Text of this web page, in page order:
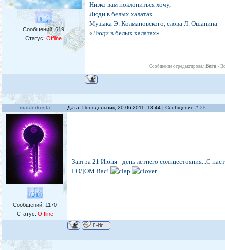
Сообщений:619
Статус:Offline
Низко вам поклониться хочу,
Люди в белых халатах.
Музыка Э. Колмановского, слова Л. Ошанина
«Люди в белых халатах»
Сообщение отредактировалВега -
masterkosta Дата: Понедельник, 20.06.2011, 18:44 | Сообщение #28
Сообщений: 1170
Статус: Offline
Завтра 21 Июня - день летнего солнцестояния...С
ГОДОМ Вас!